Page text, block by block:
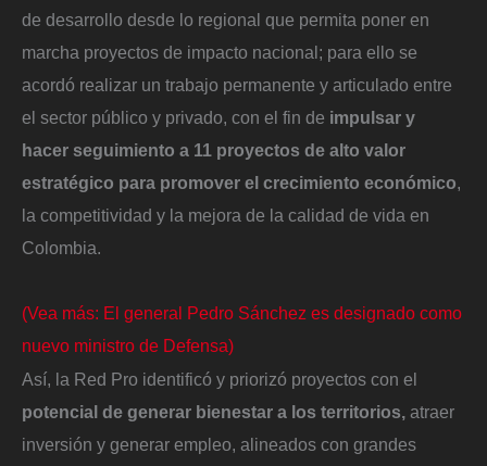
de desarrollo desde lo regional que permita poner en
marcha proyectos de impacto nacional; para ello se
acordó realizar un trabajo permanente y articulado entre
el sector público y privado, con el fin de impulsar y
hacer seguimiento a 11 proyectos de alto valor
estratégico para promover el crecimiento económico
la competitividad y la mejora de la calidad de vida en
Colombia.
(Vea más: El general Pedro Sánchez es designado como
nuevo ministro de Defensa)
Así, la Red Pro identificó y priorizó proyectos con el
potencial de generar bienestar a los territorios, atraer
inversión y generar empleo, alineados con grandes